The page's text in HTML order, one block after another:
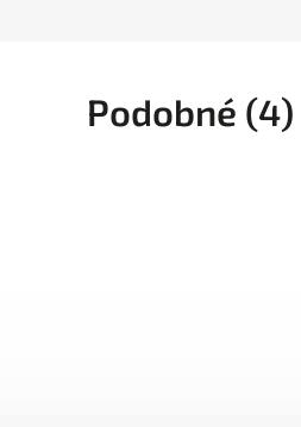
Podobné (4)